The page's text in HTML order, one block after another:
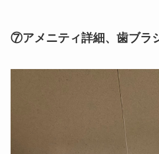
⑦アメニティ詳細、歯ブラ